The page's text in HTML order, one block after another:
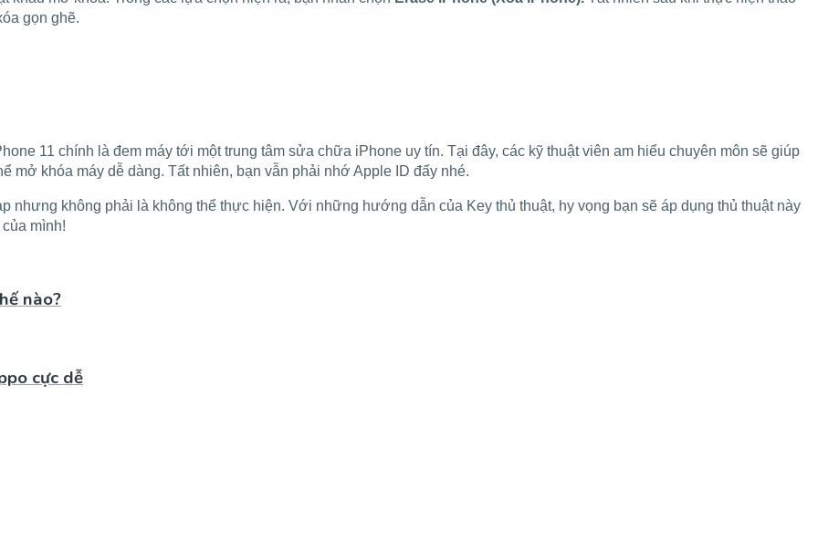
gọn ghẽ.
11 chính là đem máy tới một trung tâm sửa chữa iPhone uy tín. Tại đây, các kỹ thuật viên am hiểu chuyên môn sẽ giúp
mở khóa máy dễ dàng. Tất nhiên, bạn vẫn phải nhớ Apple ID đấy nhé.
nhưng không phải là không thể thực hiện. Với những hướng dẫn của Key thủ thuật, hy vọng bạn sẽ áp dụng thủ thuật này
mình!
nào?
cực dễ